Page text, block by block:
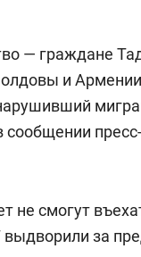
— граждане
и
сообщении
не смогут
за
и физическим
как основа
команд